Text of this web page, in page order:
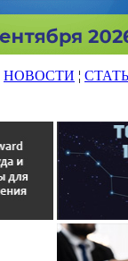
НОВОСТИ ¦